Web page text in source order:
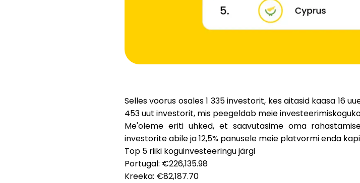
Selles voorus osales1 335 investorit, kes aitasid kaasa 16
453 uut investorit, mis peegeldab meie
Me'oleme eriti uhked, et saavutasime oma
investorite abile ja 12,5% panusele meie platvormi enda
Top 5 riiki koguinvesteeringu järgi
Portugal: €226,135.98
Kreeka: €82,187.70